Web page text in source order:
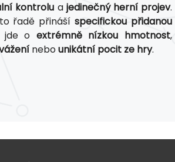
kontrolu a jedinečný herní projev.
řadě přinášíspecifickou přidanou
o extrémně nízkou hmotnost,
nebounikátní pocit ze hry.